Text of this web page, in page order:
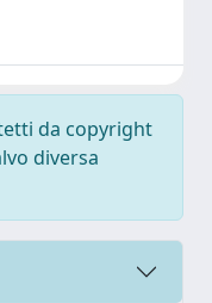
da copyright
diversa